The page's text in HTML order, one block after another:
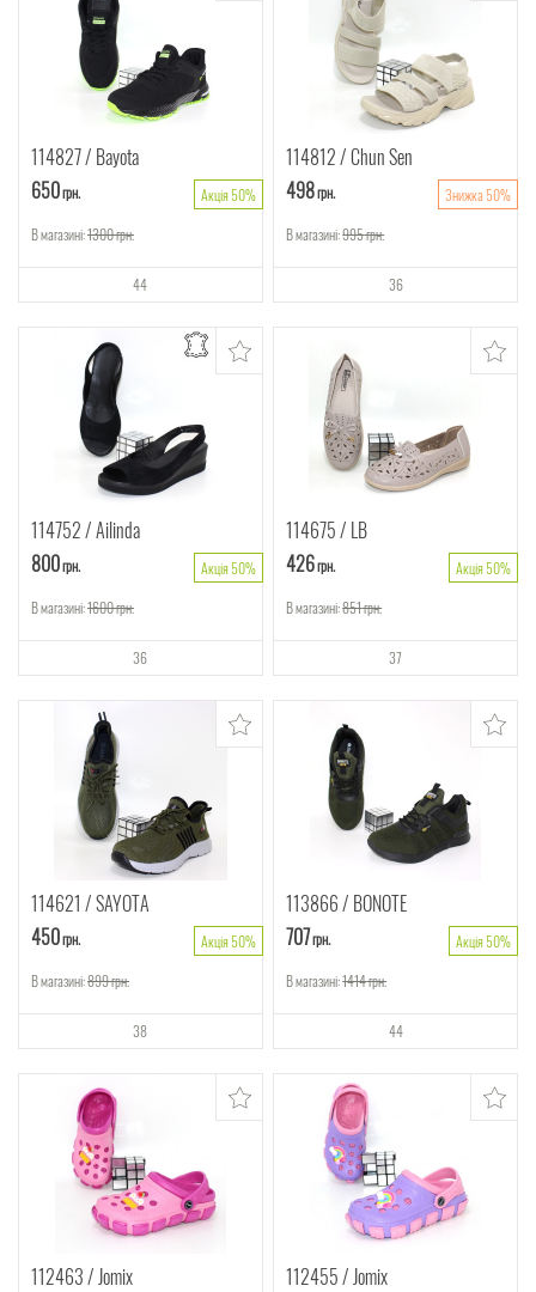
114827 Bayota
650грн.
Акція 50%
В магазині:1300грн.
44
114812 Chun Sen
498грн.
Знижка 50%
В магазині:995грн.
36
114752 Ailinda
800грн.
Акція 50%
В магазині:1600грн.
36
114675 LB
426грн.
Акція 50%
В магазині:851грн.
37
114621 SAYOTA
450грн.
Акція 50%
В магазині:899грн.
38
113866 BONOTE
707грн.
Акція 50%
В магазині:1414грн.
44
112463 Jomix
112455 Jomix